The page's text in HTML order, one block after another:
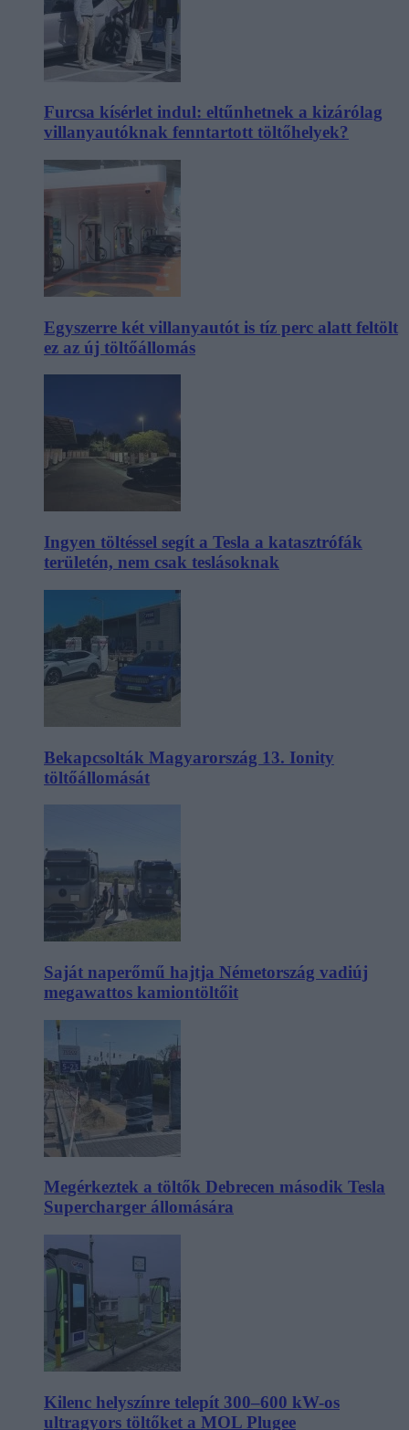
Furcsa kísérlet indul: eltűnhetnek a kizárólag
villanyautóknak fenntartott töltőhelyek?
Egyszerre két villanyautót is tíz perc alatt feltölt
ez az új töltőállomás
Ingyen töltéssel segít a Tesla a katasztrófák
területén, nem csak teslásoknak
Bekapcsolták Magyarország 13. Ionity
töltőállomását
Saját naperőmű hajtja Németország vadiúj
megawattos kamiontöltőit
Megérkeztek a töltők Debrecen második Tesla
Supercharger állomására
Kilenc helyszínre telepít 300–600 kW-os
ultragyors töltőket a MOL Plugee